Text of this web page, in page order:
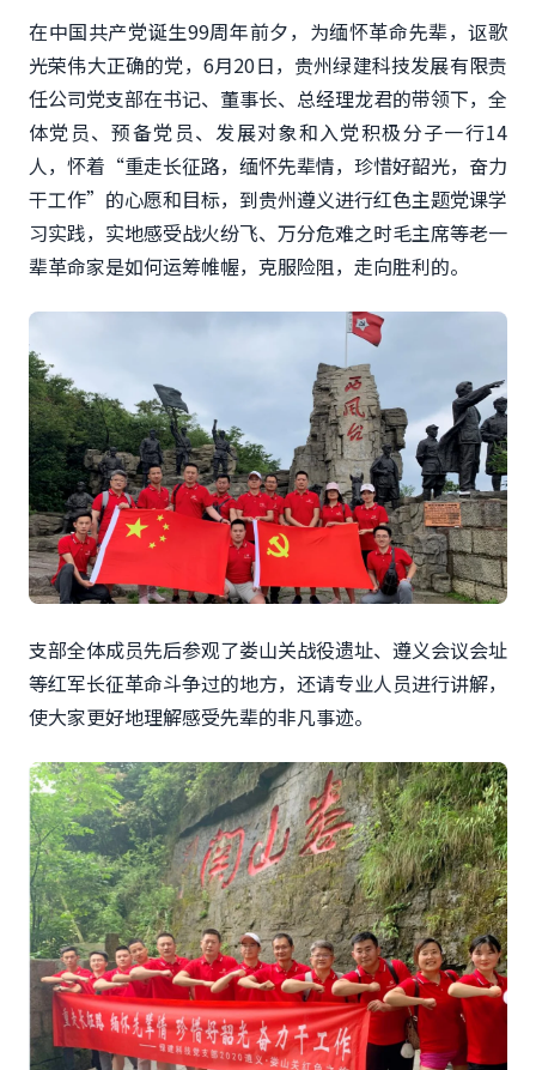
在中国共产党诞生99周年前夕，为缅怀革命先辈，讴歌
光荣伟大正确的党，6月20日，贵州绿建科技发展有限责
任公司党支部在书记、董事长、总经理龙君的带领下，全
体党员、预备党员、发展对象和入党积极分子一行14
人，怀着“重走长征路，缅怀先辈情，珍惜好韶光，奋力
干工作”的心愿和目标，到贵州遵义进行红色主题党课学
习实践，实地感受战火纷飞、万分危难之时毛主席等老一
辈革命家是如何运筹帷幄，克服险阻，走向胜利的。
支部全体成员先后参观了娄山关战役遗址、遵义会议会址
等红军长征革命斗争过的地方，还请专业人员进行讲解，
使大家更好地理解感受先辈的非凡事迹。